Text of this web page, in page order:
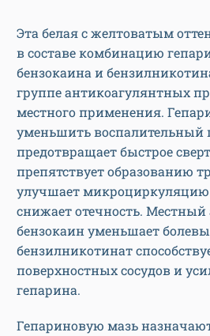
Эта белая с желтоватым
в составе комбинацию
бензокаина и
группе антикоагулянтных
местного применения.
уменьшить воспалительный
предотвращает быстрое
препятствует образованию
улучшает микроциркуляцию
снижает отечность. Местный
бензокаин уменьшает
бензилникотинат
поверхностных сосудов и
гепарина.
Гепариновую мазь